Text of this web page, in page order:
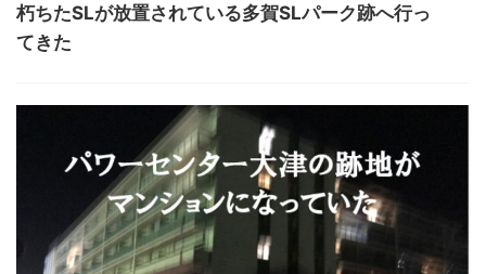
朽ちたSLが放置されている多賀SLパーク跡へ行っ
てきた